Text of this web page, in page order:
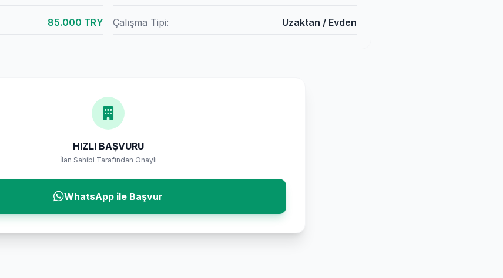
85.000 TRY Çalışma Tipi: Uzaktan / Evden
HIZLI BAŞVURU
İlan Sahibi Tarafından Onaylı
WhatsApp ile Başvur